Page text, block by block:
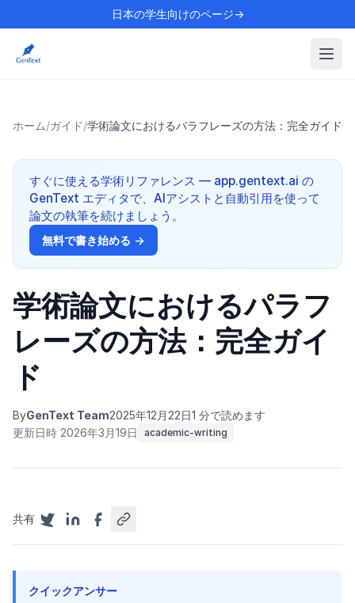
日本の学生向けのページ→
ホーム/ガイド/学術論文におけるパラフレーズの方法：完全ガイド
すぐに使える学術リファレンス — app.gentext.ai の
GenText エディタで、AIアシストと自動引用を使って
論文の執筆を続けましょう。
無料で書き始める →
学術論文におけるパラフ
レーズの方法：完全ガイ
ド
ByGenText Team2025年12月22日1 分で読めます
更新日時 2026年3月19日
academic-writing
共有
クイックアンサー